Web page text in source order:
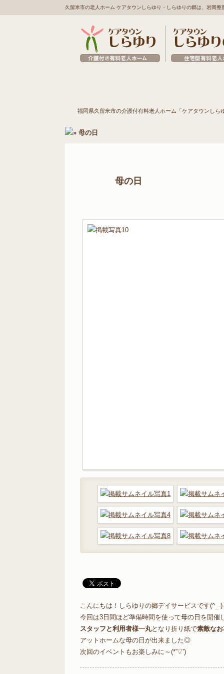
久留米市の老人ホーム ケアタウンしらゆり・しらゆりの郷は、岩岡
福岡県久留米市の介護
付有料老人ホーム「ケ
施設の特徴 入居
福岡県久留米市の介護付有料老人ホーム「ケアタウンしら
母の日
こんにちは！しらゆりの郷デイサービスです
今回は3日間ほど準備時間を使って母の日を開催
スタッフと利用者様一丸となり折り紙で素敵な
アットホームな母の日が出来ました◎
次回のイベントもお楽しみに～(*'▽')